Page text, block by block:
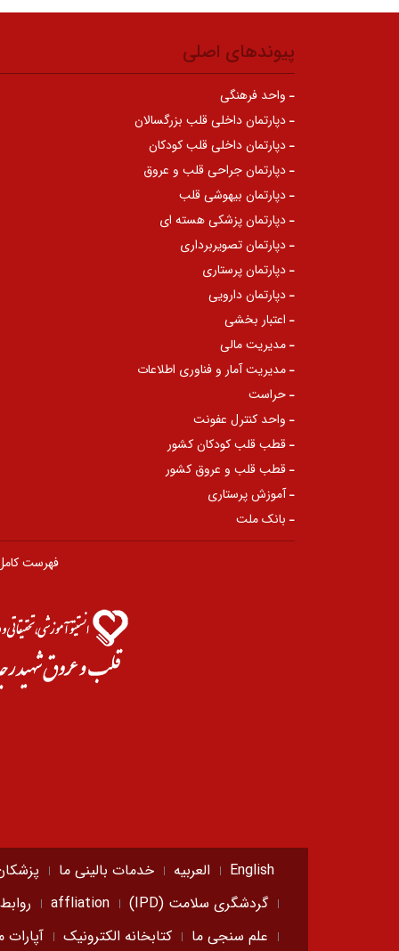
پیوندهای اصلی
واحد فرهنگی
دپارتمان داخلی قلب بزرگسالان
دپارتمان داخلی قلب کودکان
دپارتمان جراحی قلب و عروق
دپارتمان بیهوشی قلب
دپارتمان پزشکی هسته ای
دپارتمان تصویربرداری
دپارتمان پرستاری
دپارتمان دارویی
اعتبار بخشی
مدیریت مالی
مدیریت آمار و فناوری اطلاعات
حراست
واحد کنترل عفونت
قطب قلب کودکان کشور
قطب قلب و عروق کشور
آموزش پرستاری
بانک ملت
فهرست
English العربیه خدمات بالینی ما
گردشگری سلامت (IPD)
affliation
علم سنجی ما
کتابخانه الکترونیک آپارات